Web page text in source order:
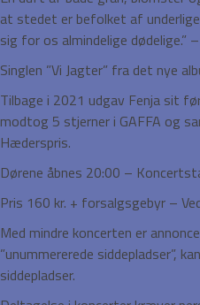
at stedet er befolket af
sig for os almindelige dødelige.”
Singlen ”Vi Jagter” fra det nye
Tilbage i 2021 udgav Fenja sit
modtog 5 stjerner i GAFFA og
Hæderspris.
Dørene åbnes 20:00 –
Pris 160 kr. + forsalgsgebyr –
Med mindre koncerten er
”unummererede siddepladser”,
siddepladser.